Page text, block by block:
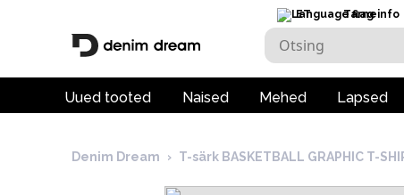
ET Tarneinfo
Uued tooted Naised Mehed Lapsed
Denim Dream › T-särk BASKETBALL GRAPHIC T-